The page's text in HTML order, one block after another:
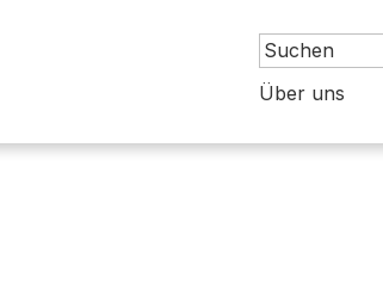
Über uns